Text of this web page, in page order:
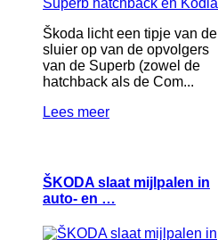
Škoda licht een tipje van de
sluier op van de opvolgers
van de Superb (zowel de
hatchback als de Com...
Lees meer
ŠKODA slaat mijlpalen in
auto- en …